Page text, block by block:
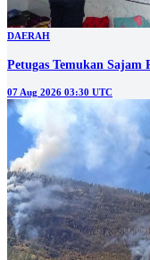
DAERAH
Petugas Temukan
07 Aug 2026 03:30 UTC